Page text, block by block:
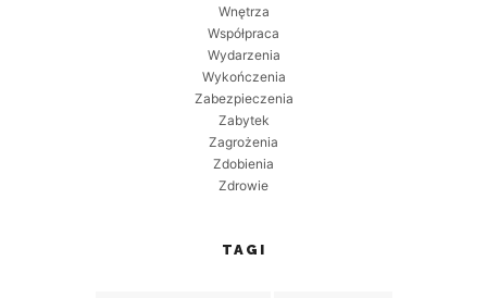
Wnętrza
Współpraca
Wydarzenia
Wykończenia
Zabezpieczenia
Zabytek
Zagrożenia
Zdobienia
Zdrowie
TAGI